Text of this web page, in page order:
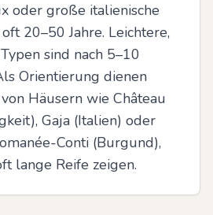
oder große italienische
20–50 Jahre. Leichtere,
sind nach 5–10
Orientierung dienen
Häusern wie Château
Gaja (Italien) oder
Conti (Burgund),
lange Reife zeigen.